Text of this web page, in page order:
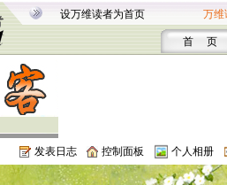
设万维读者为首页 万维
首 页
发表日志 控制面板 个人相册